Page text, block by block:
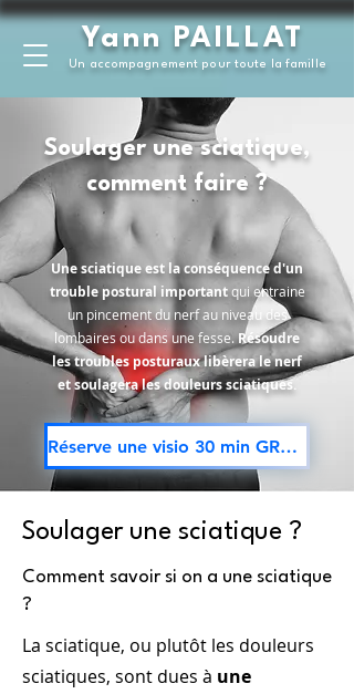
Yann PAILLAT
Un accompagnement pour toute la famille
Soulager une sciatique,
comment faire ?
Une sciatique est la conséquence d'un
trouble postural importantqui entraine
un pincement du nerf au niveau des
lombaires ou dans une fesse.Résoudre
les troubles posturaux libèrera le nerf
et soulagera les douleurs sciatiques.
Réserve une visio 30 min GRATUITE
Soulager une sciatique ?
Comment savoir si on a une sciatique
?
La sciatique, ou plutôt les douleurs
sciatiques, sont dues à une